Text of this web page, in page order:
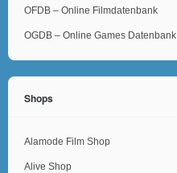
OFDB – Online Filmdatenbank
OGDB – Online Games Datenbank
Shops
Alamode Film Shop
Alive Shop